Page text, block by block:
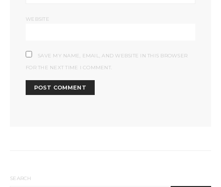
WEBSITE
SAVE MY NAME, EMAIL, AND WEBSITE IN THIS BROWSER
FOR THE NEXT TIME I COMMENT.
SEARCH